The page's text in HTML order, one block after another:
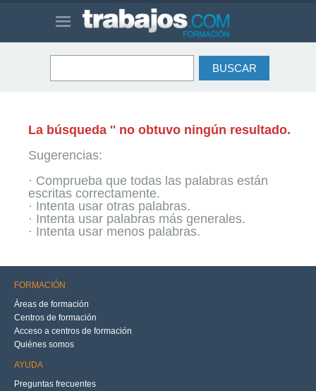
La búsqueda '' no obtuvo ningún resultado.
Sugerencias:
· Comprueba que todas las palabras están
escritas correctamente.
· Intenta usar otras palabras.
· Intenta usar palabras más generales.
· Intenta usar menos palabras.
FORMACIÓN
Áreas de formación
Centros de formación
Acceso a centros de formación
Quiénes somos
AYUDA
Preguntas frecuentes